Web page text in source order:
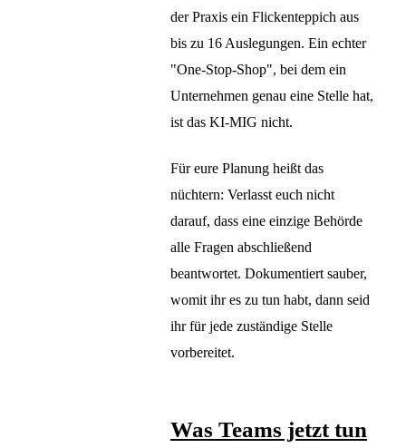
der Praxis ein Flickenteppich aus
bis zu 16 Auslegungen. Ein echter
"One-Stop-Shop", bei dem ein
Unternehmen genau eine Stelle hat,
ist das KI-MIG nicht.
Für eure Planung heißt das
nüchtern: Verlasst euch nicht
darauf, dass eine einzige Behörde
alle Fragen abschließend
beantwortet. Dokumentiert sauber,
womit ihr es zu tun habt, dann seid
ihr für jede zuständige Stelle
vorbereitet.
Was Teams jetzt tun